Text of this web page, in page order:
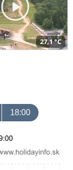
27,1 °C
18:00